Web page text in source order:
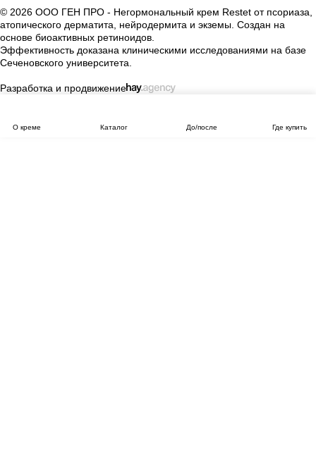
© 2026 ООО ГЕН ПРО - Негормональный крем Restet от псориаза,
атопического дерматита, нейродермита и экземы. Создан на
основе биоактивных ретиноидов.
Эффективность доказана клиническими исследованиями на базе
Сеченовского университета.
Разработка и продвижение
О креме Каталог До/после Где купить